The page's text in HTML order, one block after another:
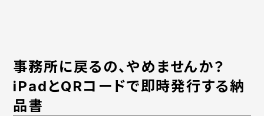
事務所に戻るの、やめませんか？
iPadとQRコードで即時発行する納
品書